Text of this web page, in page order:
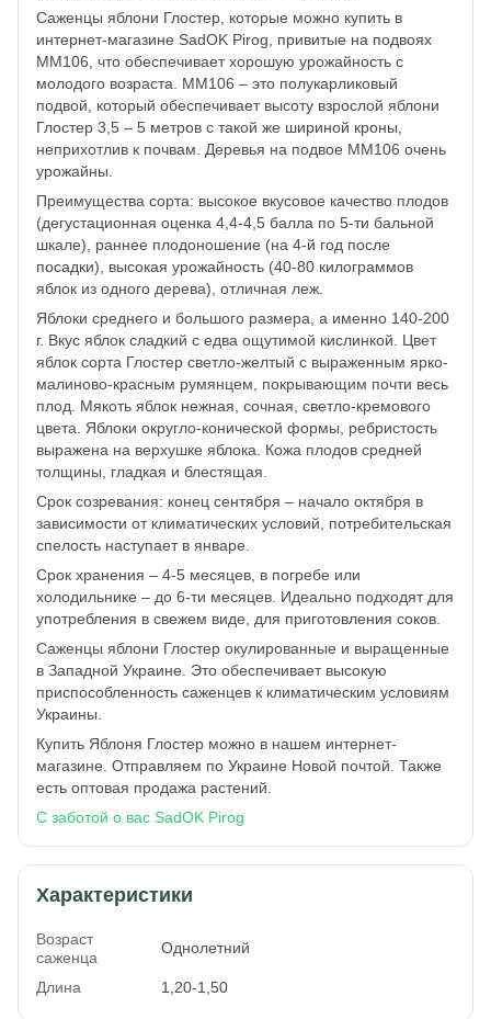
Саженцы яблони Глостер, которые можно купить в
интернет-магазине SadOK Pirog, привитые на подвоях
ММ106, что обеспечивает хорошую урожайность с
молодого возраста. ММ106 – это полукарликовый
подвой, который обеспечивает высоту взрослой яблони
Глостер 3,5 – 5 метров с такой же шириной кроны,
неприхотлив к почвам. Деревья на подвое ММ106 очень
урожайны.
Преимущества сорта: высокое вкусовое качество плодов
(дегустационная оценка 4,4-4,5 балла по 5-ти бальной
шкале), раннее плодоношение (на 4-й год после
посадки), высокая урожайность (40-80 килограммов
яблок из одного дерева), отличная леж.
Яблоки среднего и большого размера, а именно 140-200
г. Вкус яблок сладкий с едва ощутимой кислинкой. Цвет
яблок сорта Глостер светло-желтый с выраженным ярко-
малиново-красным румянцем, покрывающим почти весь
плод. Мякоть яблок нежная, сочная, светло-кремового
цвета. Яблоки округло-конической формы, ребристость
выражена на верхушке яблока. Кожа плодов средней
толщины, гладкая и блестящая.
Срок созревания: конец сентября – начало октября в
зависимости от климатических условий, потребительская
спелость наступает в январе.
Срок хранения – 4-5 месяцев, в погребе или
холодильнике – до 6-ти месяцев. Идеально подходят для
употребления в свежем виде, для приготовления соков.
Саженцы яблони Глостер окулированные и выращенные
в Западной Украине. Это обеспечивает высокую
приспособленность саженцев к климатическим условиям
Украины.
Купить Яблоня Глостер можно в нашем интернет-
магазине. Отправляем по Украине Новой почтой. Также
есть оптовая продажа растений.
С заботой о вас SadOK Pirog
Характеристики
Возраст
саженца
Однолетний
Длина 1,20-1,50